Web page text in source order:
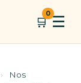
🛒
0
☰
›
Nos